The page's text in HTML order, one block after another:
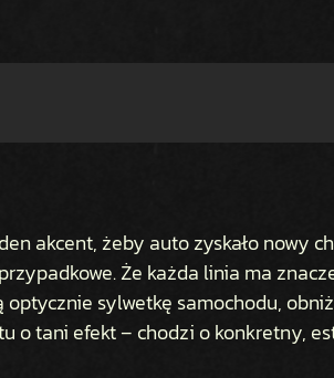
B
O
K
S
A
akcent, żeby auto zyskało nowy
Że każda linia ma
sylwetkę samochodu,
o tani efekt – chodzi o konkretny,